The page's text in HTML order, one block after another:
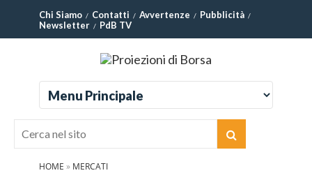
Chi Siamo Contatti Avvertenze
Pubblicità
Newsletter
PdB TV
HOME » MERCATI